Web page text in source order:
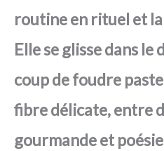
routine en rituel et
Elle se glisse dans le
coup de foudre
fibre délicate, entre
gourmande et